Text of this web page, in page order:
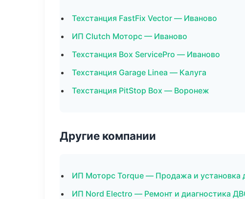
Техстанция FastFix Vector — Иваново
ИП Clutch Моторс — Иваново
Техстанция Box ServicePro — Иваново
Техстанция Garage Linea — Калуга
Техстанция PitStop Box — Воронеж
Другие компании
ИП Моторс Torque — Продажа и установка
ИП Nord Electro — Ремонт и диагностика